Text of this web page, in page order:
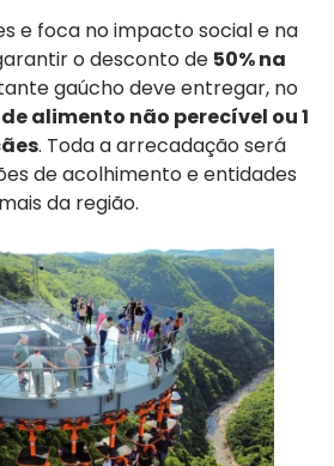
e foca no impacto social e na
o desconto de 50% na
gaúcho deve entregar, no
de alimento não perecível ou 1
. Toda a arrecadação será
de acolhimento e entidades
da região.